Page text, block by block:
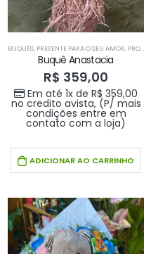
BUQUÊS, PRESENTE PARA O SEU AMOR, PRODUTOS HOME 1
Buquê Anastacia
R$ 359,00
Em até 1x deR$ 359,00
no credito avista, (P/ mais
condições entre em
contato com a loja)
ADICIONAR AO CARRINHO